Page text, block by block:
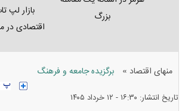
بزرگ
بازار لپ‌
اقتصادی در
منهای اقتصاد » برگزیده جامعه و فرهنگ
تاریخ انتشار: ۱۶:۳۰ - ۱۲ خرداد ۱۴۰۵